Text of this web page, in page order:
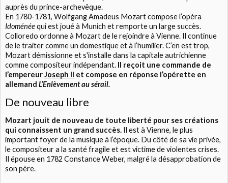
auprès du prince-archevêque.
En 1780-1781, Wolfgang Amadeus Mozart compose l’opéra
Idoménéequi est joué à Munich et remporte un large succès.
Colloredo ordonne à Mozart de le rejoindre à Vienne. Il continue
de le traiter comme un domestique et à l’humilier. C’en est trop,
Mozart démissionne et s'installe dans la capitale autrichienne
comme compositeur indépendant. Il reçoit une commande de
l’empereurJoseph II et compose en réponse l’opérette en
allemandL’Enlèvement au sérail.
De nouveau libre
Mozart jouit de nouveau de toute liberté pour ses créations
qui connaissent un grand succès. Il est à Vienne, le plus
important foyer de la musique à l’époque. Du côté de sa vie privée,
le compositeur a la santé fragile et est victime de violentes crises.
Il épouse en 1782 Constance Weber, malgré la désapprobation de
son père.